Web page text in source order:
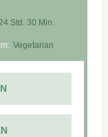
24 Std. 30 Min.
Vegetarian